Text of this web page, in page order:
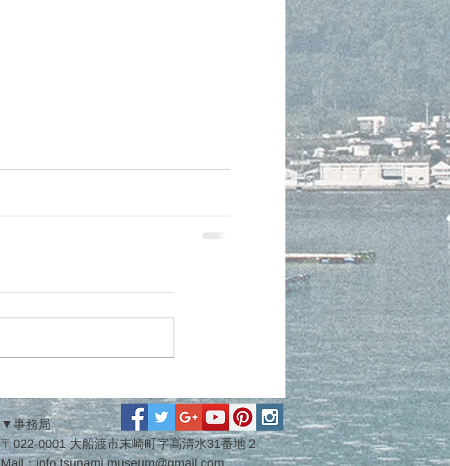
▼事務局
〒022-0001 大船渡市末崎町字高清水31番地２
Mail：info.tsunami.museum@gmail.com